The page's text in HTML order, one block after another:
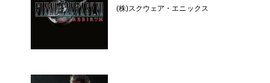
(株)スクウェア・エニックス